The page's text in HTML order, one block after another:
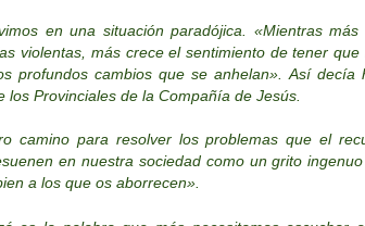
en una situación paradójica. «Mientras
violentas, más crece el sentimiento de tener
profundos cambios que se anhelan». Así
los Provinciales de la Compañía de Jesús.
camino para resolver los problemas que el
en nuestra sociedad como un grito
a los que os aborrecen».